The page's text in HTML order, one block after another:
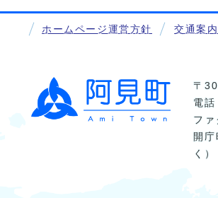
ホームページ運営方針 交通案内
〒
電話
フ
開
く）